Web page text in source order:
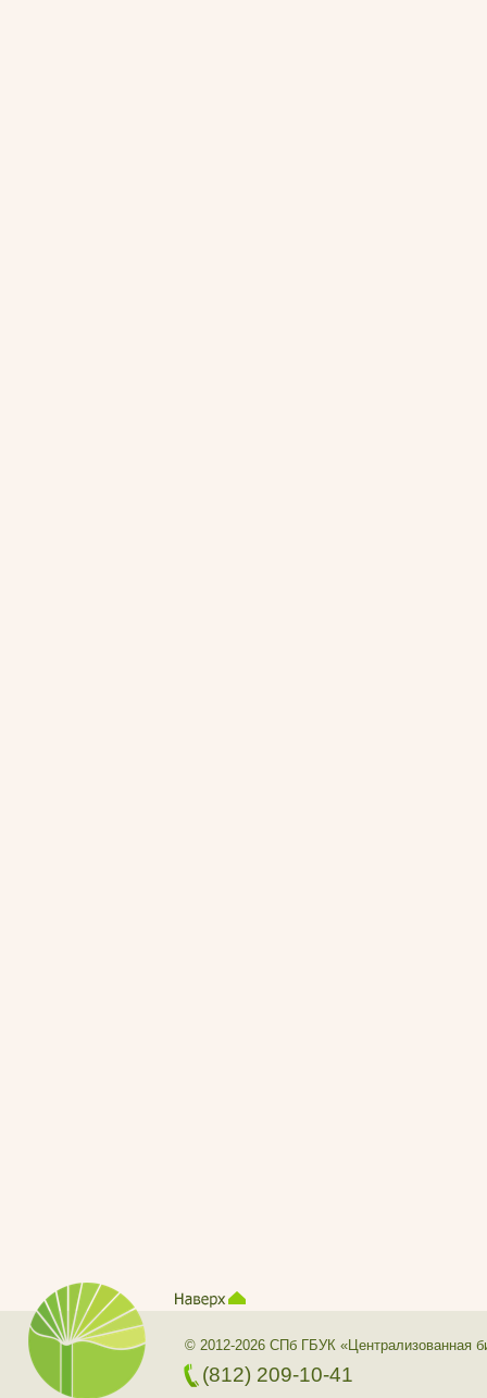
© 2012-2026 СПб ГБУК «Централизованная
(812) 209-10-41